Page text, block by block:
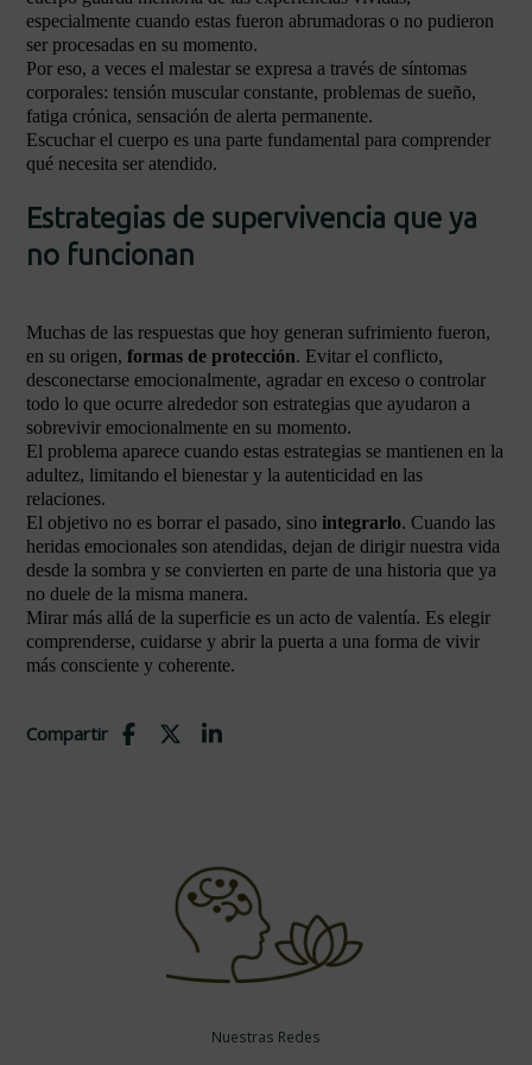
especialmente cuando estas fueron abrumadoras o no pudieron
ser procesadas en su momento.
Por eso, a veces el malestar se expresa a través de síntomas
corporales: tensión muscular constante, problemas de sueño,
fatiga crónica, sensación de alerta permanente.
Escuchar el cuerpo es una parte fundamental para comprender
qué necesita ser atendido.
Estrategias de supervivencia que ya
no funcionan
Muchas de las respuestas que hoy generan sufrimiento fueron,
en su origen, formas de protección. Evitar el conflicto,
desconectarse emocionalmente, agradar en exceso o controlar
todo lo que ocurre alrededor son estrategias que ayudaron a
sobrevivir emocionalmente en su momento.
El problema aparece cuando estas estrategias se mantienen en la
adultez, limitando el bienestar y la autenticidad en las
relaciones.
El objetivo no es borrar el pasado, sino integrarlo. Cuando las
heridas emocionales son atendidas, dejan de dirigir nuestra vida
desde la sombra y se convierten en parte de una historia que ya
no duele de la misma manera.
Mirar más allá de la superficie es un acto de valentía. Es elegir
comprenderse, cuidarse y abrir la puerta a una forma de vivir
más consciente y coherente.
Compartir
Nuestras Redes